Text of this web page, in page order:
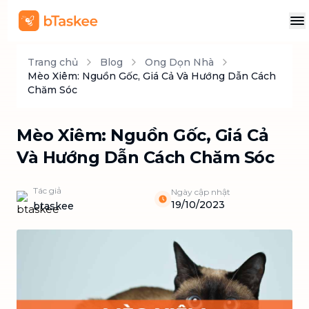
Trang chủ Blog
Ong Dọn Nhà
Mèo Xiêm: Nguồn Gốc, Giá Cả Và Hướng Dẫn Cách
Chăm Sóc
Mèo Xiêm: Nguồn Gốc, Giá Cả
Và Hướng Dẫn Cách Chăm Sóc
Tác giả
btaskee
Ngày cập nhật
19/10/2023